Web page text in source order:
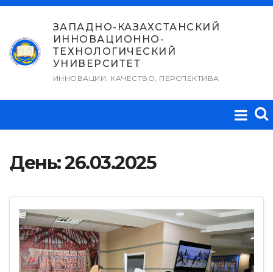
Перейти
содержимому
ЗАПАДНО-КАЗАХСТАНСКИЙ
ИННОВАЦИОННО-
ТЕХНОЛОГИЧЕСКИЙ
УНИВЕРСИТЕТ
ИННОВАЦИИ, КАЧЕСТВО, ПЕРСПЕКТИВА
День:26.03.2025